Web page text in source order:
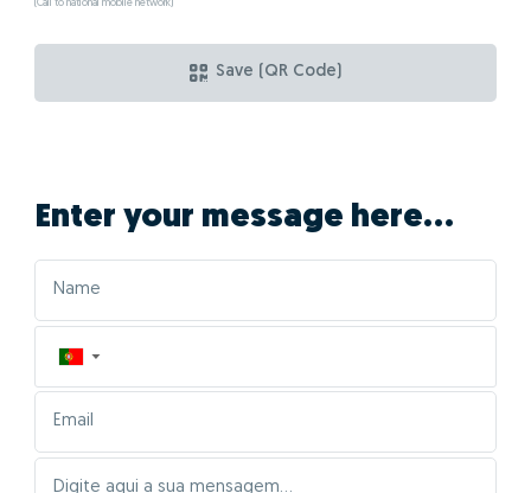
(Call to national mobile network)
Save (QR Code)
Enter your message here...
▼